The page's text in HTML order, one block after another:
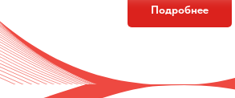
Подробнее